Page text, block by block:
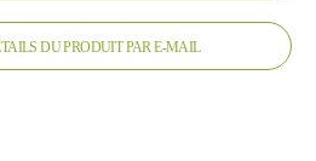
DU PRODUIT PAR E-MAIL